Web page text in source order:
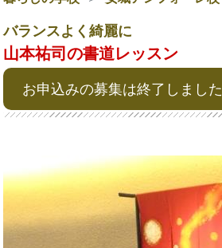
バランスよく綺麗に
山本祐司の書道レッスン
お申込みの募集は終了しました